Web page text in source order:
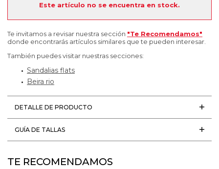
Este artículo no se encuentra en stock.
Te invitamos a revisar nuestra sección "Te Recomendamos"
donde encontrarás artículos similares que te pueden interesar.
También puedes visitar nuestras secciones:
Sandalias flats
Beira rio
DETALLE DE PRODUCTO
GUÍA DE TALLAS
TE RECOMENDAMOS